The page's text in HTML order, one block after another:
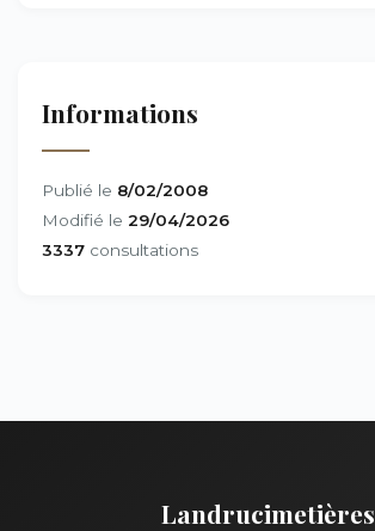
Informations
Publié le 8/02/2008
Modifié le 29/04/2026
3337 consultations
Landrucimetières